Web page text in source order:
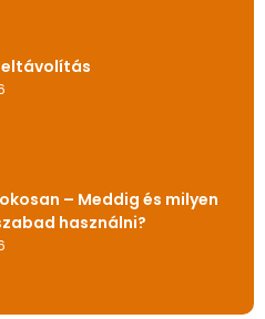
eltávolítás
– Meddig és milyen
használni?